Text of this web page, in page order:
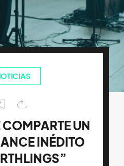
UN
INÉDITO